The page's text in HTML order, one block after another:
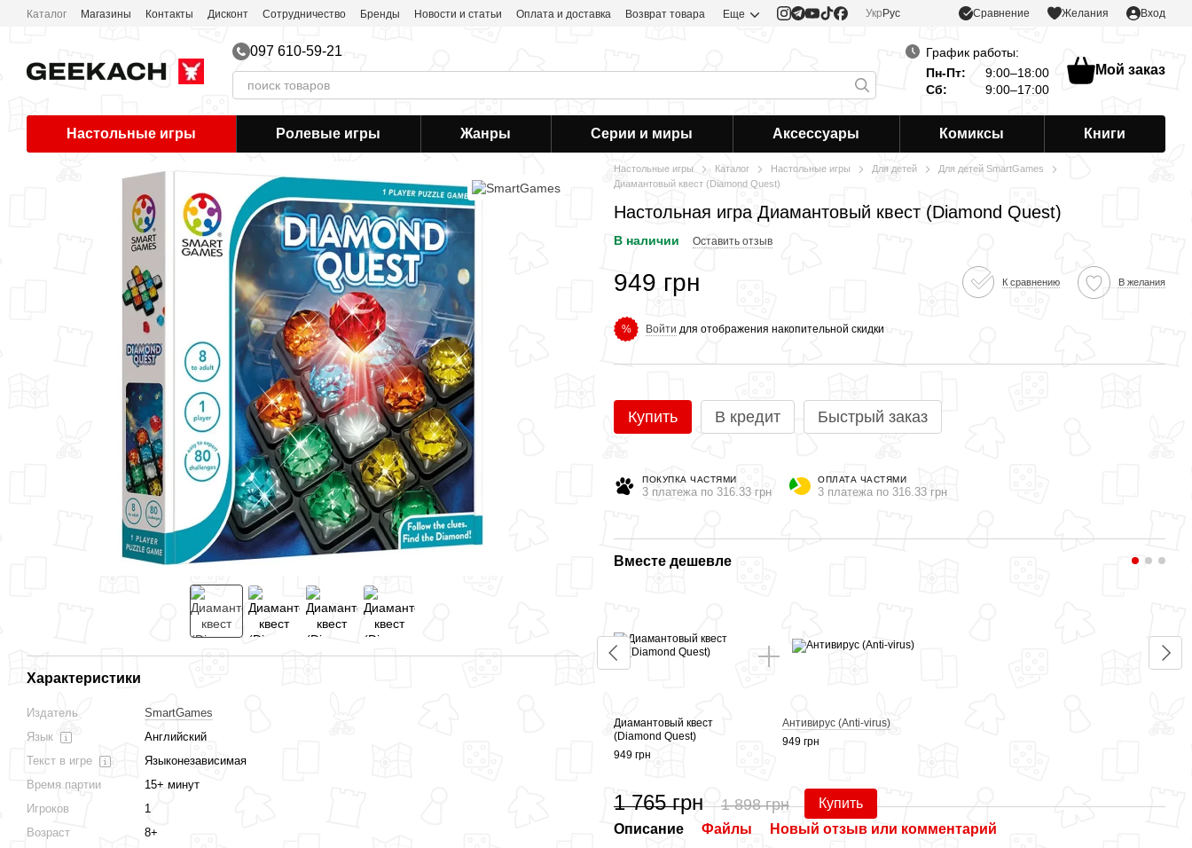
Перейти к основному контенту
Каталог Магазины Контакты Дисконт Сотрудничество Бренды Новости и статьи Оплата и доставка Возврат товара Еще Укр Рус Сравнение Желания Вход
097 610-59-21
График работы:
Пн-Пт:
9:00–18:00
Сб:
9:00–17:00
Мой заказ
Настольные игры Ролевые игры Жанры Серии и миры Аксессуары Комиксы Книги
Характеристики
Издатель
SmartGames
Язык
Английский
Текст в игре
Языконезависимая
Время партии
15+ минут
Игроков
1
Возраст
8+
Настольные игры Каталог Настольные игры Для детей
Для детей SmartGames
Диамантовый квест (Diamond Quest)
Настольная игра Диамантовый квест (Diamond Quest)
В наличии Оставить отзыв
949 грн К сравнению В желания
% Войти для отображения накопительной скидки
Купить В кредит Быстрый заказ
ПОКУПКА ЧАСТЯМИ
3 платежа по 316.33 грн
ОПЛАТА ЧАСТЯМИ
3 платежа по 316.33 грн
Вместе дешевле
Диамантовый квест
949 грн
999 грн
3 472 грн 3 946 грн
Вместе дешевле
Диамантовый квест
(Diamond Quest)
949 грн
Антивирус (Anti-virus)
949 грн
1 765 грн 1 898 грн Купить
Описание Файлы Новый отзыв или комментарий